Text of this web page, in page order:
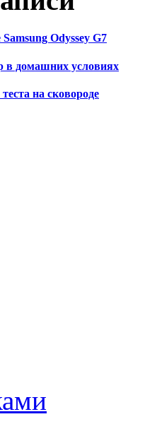
Odyssey G7
в домашних условиях
на сковороде